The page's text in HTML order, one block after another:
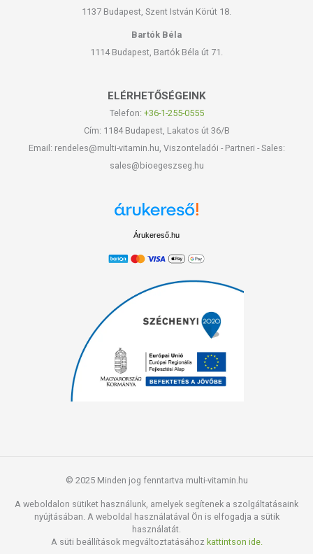
1137 Budapest, Szent István Körút 18.
Bartók Béla
1114 Budapest, Bartók Béla út 71.
ELÉRHETŐSÉGEINK
Telefon: +36-1-255-0555
Cím: 1184 Budapest, Lakatos út 36/B
Email: rendeles@multi-vitamin.hu, Viszonteladói - Partneri - Sales:
sales@bioegeszseg.hu
Árukereső.hu
© 2025 Minden jog fenntartva multi-vitamin.hu
A weboldalon sütiket használunk, amelyek segítenek a szolgáltatásaink
nyújtásában. A weboldal használatával Ön is elfogadja a sütik
használatát.
A süti beállítások megváltoztatásához kattintson ide.